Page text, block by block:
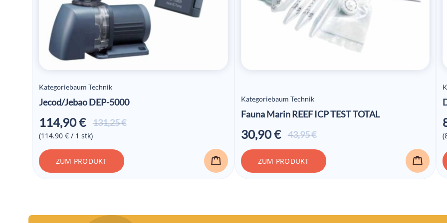
Kategoriebaum Technik
Jecod/Jebao DEP-5000
131,25€Ursprünglicher
114,90€
Aktueller
(114.90 € / 1 stk)
ZUM PRODUKT
Kategoriebaum Technik
Fauna Marin REEF ICP TEST TOTAL
43,95€Ursprünglicher
43,95 €
30,90€
Aktueller
30,90 €.
ZUM PRODUKT